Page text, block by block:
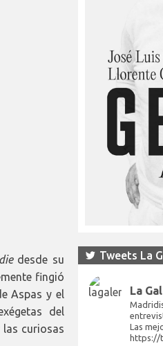
desde su
fingió
Aspas y el
del
curiosas
Tweets La
La
Las
https://